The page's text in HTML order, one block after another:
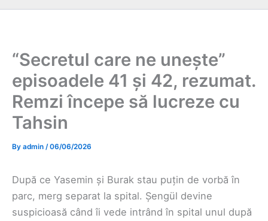
“Secretul care ne unește”
episoadele 41 și 42, rezumat.
Remzi începe să lucreze cu
Tahsin
By admin /06/06/2026
După ce Yasemin și Burak stau puțin de vorbă în
parc, merg separat la spital. Șengül devine
suspicioasă când îi vede intrând în spital unul după